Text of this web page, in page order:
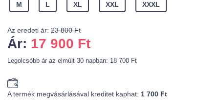
M L XL XXL XXXL
Az eredeti ár: 23 800 Ft
Ár: 17 900 Ft
Legolcsóbb ár az elmúlt 30 napban: 18 700 Ft
A termék megvásárlásával kreditet kaphat: 1 700 Ft